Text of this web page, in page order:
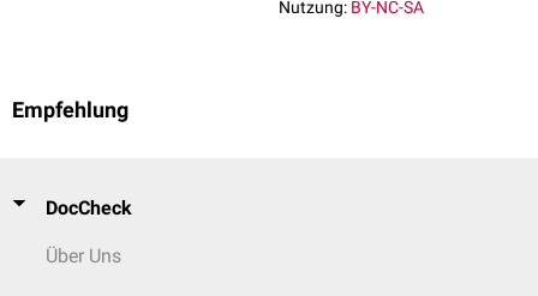
Nutzung: BY-NC-SA
Empfehlung
DocCheck
Über Uns